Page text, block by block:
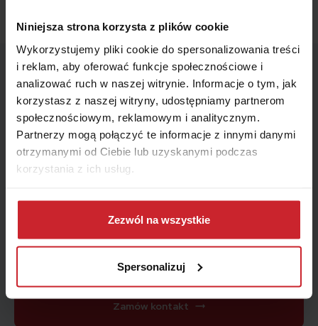
Niniejsza strona korzysta z plików cookie
Wykorzystujemy pliki cookie do spersonalizowania treści
i reklam, aby oferować funkcje społecznościowe i
analizować ruch w naszej witrynie. Informacje o tym, jak
korzystasz z naszej witryny, udostępniamy partnerom
społecznościowym, reklamowym i analitycznym.
Partnerzy mogą połączyć te informacje z innymi danymi
otrzymanymi od Ciebie lub uzyskanymi podczas
korzystania z ich usług.
Dowiedz się więcej na temat tego, kim jesteśmy, jak
można się z nami skontaktować i w jaki sposób
przetwarzamy dane osobowe w ramachPolityki
Zezwól na wszystkie
Spersonalizuj
Wskaż miesiąc końca polisy – zagwarantujemy Ci ofertę
z najniższą ceną.
Miesiąc
Jak możemy się z Tobą skontaktować?
Telefon E-mail
Zamów kontakt